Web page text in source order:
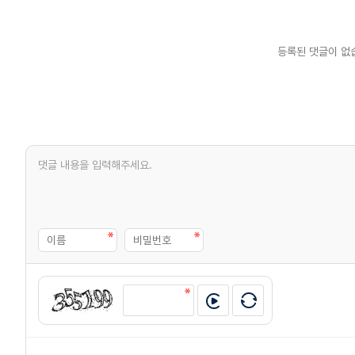
등록된 댓글이 없